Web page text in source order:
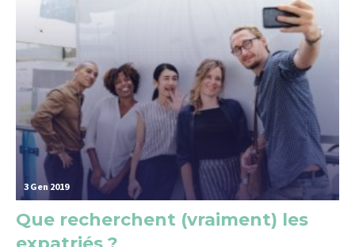
3 Gen 2019
Que recherchent (vraiment) les